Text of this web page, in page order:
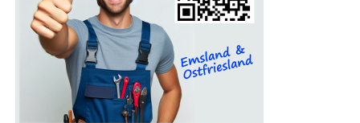
Auch Fami­li­en kom­men auf der Bau­mes­se Lin­gen auf
ihre Kos­ten. Für Kin­der gibt es an vie­len Stän­den spe­zi­
el­le Attrak­tio­nen, die den Mes­se­be­such unter­halt­sam
gestal­ten. Das Mes­se­re­stau­rant lädt zu einer Pau­se ein,
bei der sich die Besu­cher für den wei­te­ren Rund­gang
stär­ken können.